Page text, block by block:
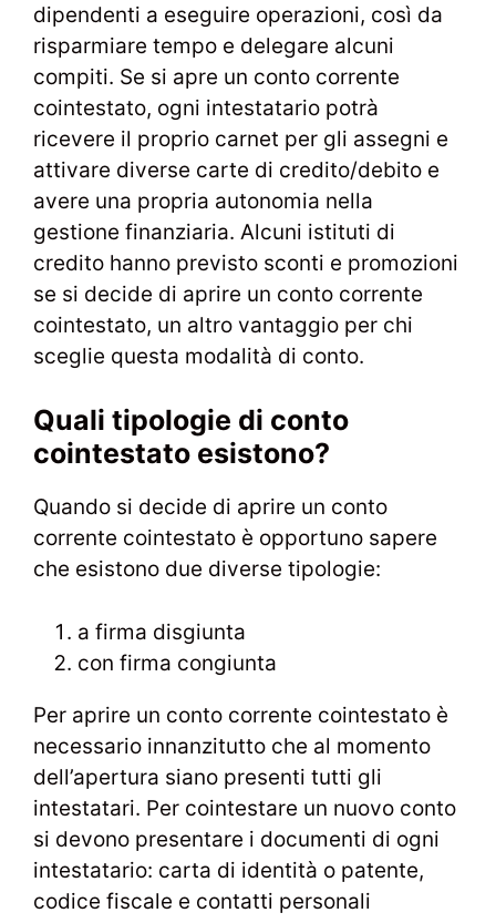
dipendenti a eseguire operazioni, così da
risparmiare tempo e delegare alcuni
compiti. Se si apre un conto corrente
cointestato, ogni intestatario potrà
ricevere il proprio carnet per gli assegni e
attivare diverse carte di credito/debito e
avere una propria autonomia nella
gestione finanziaria. Alcuni istituti di
credito hanno previsto sconti e promozioni
se si decide di aprire un conto corrente
cointestato, un altro vantaggio per chi
sceglie questa modalità di conto.
Quali tipologie di conto
cointestato esistono?
Quando si decide di aprire un conto
corrente cointestato è opportuno sapere
che esistono due diverse tipologie:
a firma disgiunta
con firma congiunta
Per aprire un conto corrente cointestato è
necessario innanzitutto che al momento
dell’apertura siano presenti tutti gli
intestatari. Per cointestare un nuovo conto
si devono presentare i documenti di ogni
intestatario: carta di identità o patente,
codice fiscale e contatti personali